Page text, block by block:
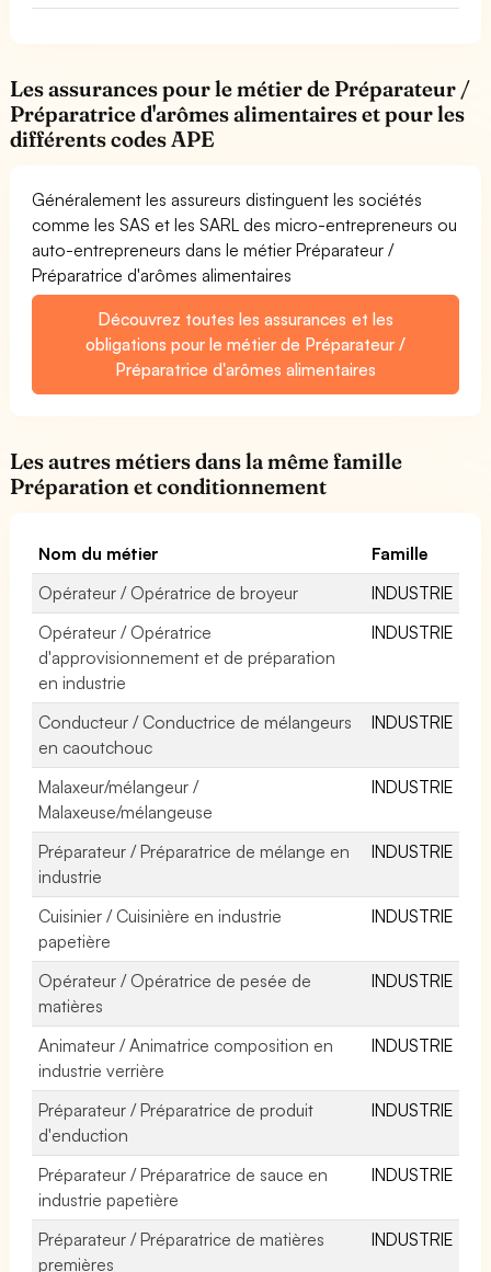
Les assurances pour le métier de Préparateur /
Préparatrice d'arômes alimentaires et pour les
différents codes APE
Généralement les assureurs distinguent les sociétés
comme les SAS et les SARL des micro-entrepreneurs ou
auto-entrepreneurs dans le métier Préparateur /
Préparatrice d'arômes alimentaires
Découvrez toutes les assurances et les
obligations pour le métier de Préparateur /
Préparatrice d'arômes alimentaires
Les autres métiers dans la même famille
Préparation et conditionnement
Nom du métier
Famille
Opérateur / Opératrice de broyeur
INDUSTRIE
Opérateur / Opératrice
d'approvisionnement et de préparation
en industrie
INDUSTRIE
Conducteur / Conductrice de mélangeurs
en caoutchouc
INDUSTRIE
Malaxeur/mélangeur /
Malaxeuse/mélangeuse
INDUSTRIE
Préparateur / Préparatrice de mélange en
industrie
INDUSTRIE
Cuisinier / Cuisinière en industrie
papetière
INDUSTRIE
Opérateur / Opératrice de pesée de
matières
INDUSTRIE
Animateur / Animatrice composition en
industrie verrière
INDUSTRIE
Préparateur / Préparatrice de produit
d'enduction
INDUSTRIE
Préparateur / Préparatrice de sauce en
industrie papetière
INDUSTRIE
Préparateur / Préparatrice de matières
premières
INDUSTRIE